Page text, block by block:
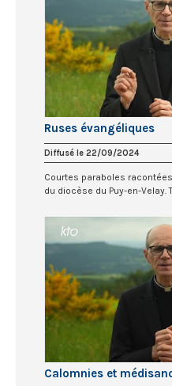
Ruses évangéliques
Diffusé le 22/09/2024
Courtes paraboles
du diocèse du Puy-en-Velay.
Calomnies et